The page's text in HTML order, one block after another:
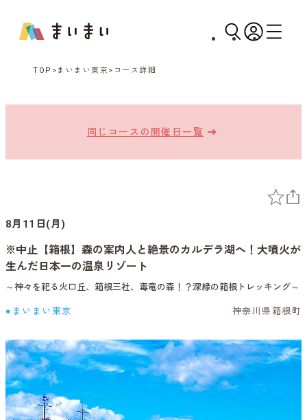
TOP まいまい東京 コース詳細
同じコースの開催日一覧
8月11日(月)
※中止【箱根】森の案内人と絶景のカルデラ湖へ！大噴火が
生んだ日本一の温泉リゾート
～神々を祀る火口丘、箱根三社、毒竜の森！？深緑の箱根トレッキング～
●まいまい東京 神奈川県箱根町